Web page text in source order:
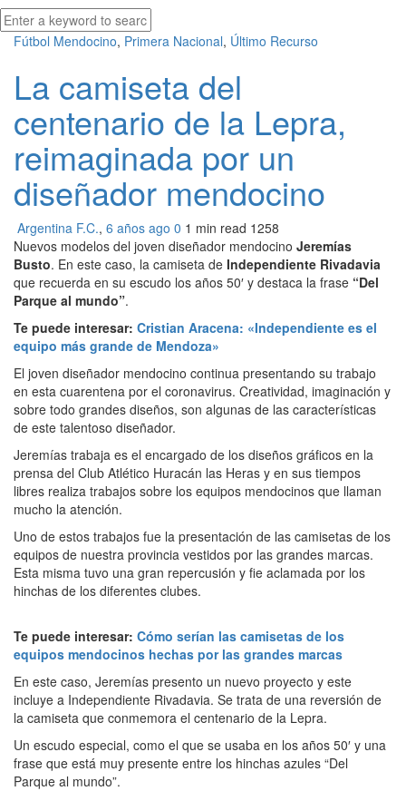
Fútbol Mendocino, Primera Nacional, Último Recurso
La camiseta del
centenario de la Lepra,
reimaginada por un
diseñador mendocino
Argentina F.C., 6 años ago 0 1 min read 1258
Nuevos modelos del joven diseñador mendocino Jeremías
Busto. En este caso, la camiseta de Independiente Rivadavia
que recuerda en su escudo los años 50′ y destaca la frase “Del
Parque al mundo”.
Te puede interesar: Cristian Aracena: «Independiente es el
equipo más grande de Mendoza»
El joven diseñador mendocino continua presentando su trabajo
en esta cuarentena por el coronavirus. Creatividad, imaginación y
sobre todo grandes diseños, son algunas de las características
de este talentoso diseñador.
Jeremías trabaja es el encargado de los diseños gráficos en la
prensa del Club Atlético Huracán las Heras y en sus tiempos
libres realiza trabajos sobre los equipos mendocinos que llaman
mucho la atención.
Uno de estos trabajos fue la presentación de las camisetas de los
equipos de nuestra provincia vestidos por las grandes marcas.
Esta misma tuvo una gran repercusión y fie aclamada por los
hinchas de los diferentes clubes.
Te puede interesar: Cómo serían las camisetas de los
equipos mendocinos hechas por las grandes marcas
En este caso, Jeremías presento un nuevo proyecto y este
incluye a Independiente Rivadavia. Se trata de una reversión de
la camiseta que conmemora el centenario de la Lepra.
Un escudo especial, como el que se usaba en los años 50′ y una
frase que está muy presente entre los hinchas azules “Del
Parque al mundo”.